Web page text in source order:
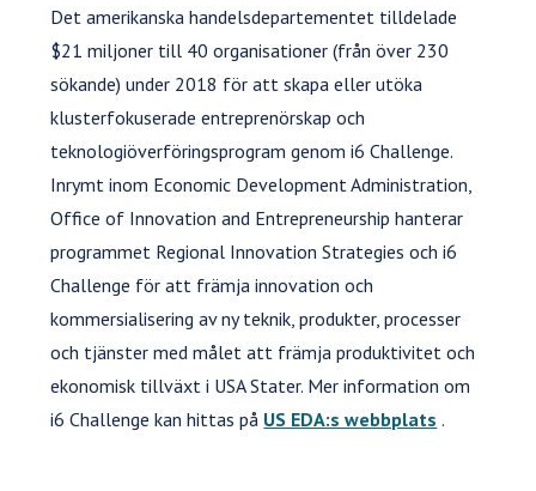
Det amerikanska handelsdepartementet tilldelade
$21 miljoner till 40 organisationer (från över 230
sökande) under 2018 för att skapa eller utöka
klusterfokuserade entreprenörskap och
teknologiöverföringsprogram genom i6 Challenge.
Inrymt inom Economic Development Administration,
Office of Innovation and Entrepreneurship hanterar
programmet Regional Innovation Strategies och i6
Challenge för att främja innovation och
kommersialisering av ny teknik, produkter, processer
och tjänster med målet att främja produktivitet och
ekonomisk tillväxt i USA Stater. Mer information om
i6 Challenge kan hittas på US EDA:s webbplats .